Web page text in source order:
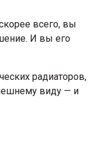
всего, вы
И вы его
радиаторов,
виду — и